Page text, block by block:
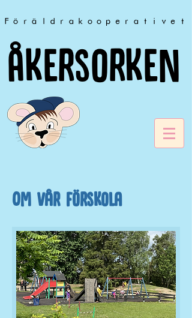
Föräldrakooperativet
Åkersorken
Om vår förskola